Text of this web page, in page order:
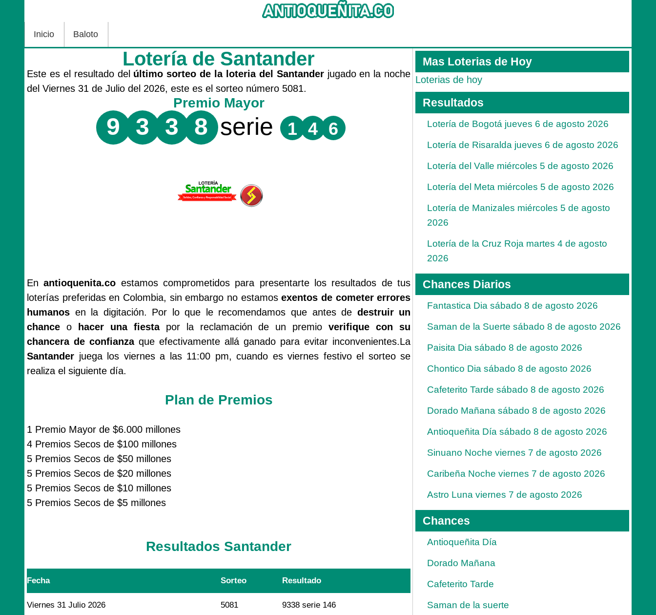
Inicio Baloto
Lotería de Santander
Este es el resultado del último sorteo de la loteria del Santanderjugado en la noche
del Viernes 31 de Julio del 2026, este es el sorteo número 5081.
Premio Mayor
9 3 3 8 serie 1 4 6
Enantioquenita.co estamos comprometidos para presentarte los resultados de tus
loterías preferidas en Colombia, sin embargo no estamosexentos de cometer errores
humanos en la digitación. Por lo que le recomendamos que antes de destruir un
chance o hacer una fiestapor la reclamación de un premioverifique con su
chancera de confianzaque efectivamente allá ganado para evitar inconvenientes.La
Santander juega los viernes a las 11:00 pm, cuando es viernes festivo el sorteo se
realiza el siguiente día.
Plan de Premios
1 Premio Mayor de $6.000 millones
4 Premios Secos de $100 millones
5 Premios Secos de $50 millones
5 Premios Secos de $20 millones
5 Premios Secos de $10 millones
5 Premios Secos de $5 millones
Resultados Santander
Fecha Sorteo Resultado
Viernes 31 Julio 2026 5081 9338 serie 146
Mas Loterias de Hoy
Loterias de hoy
Resultados
Lotería de Bogotá jueves 6 de agosto 2026
Lotería de Risaralda jueves 6 de agosto 2026
Lotería del Valle miércoles 5 de agosto 2026
Lotería del Meta miércoles 5 de agosto 2026
Lotería de Manizales miércoles 5 de agosto
2026
Lotería de la Cruz Roja martes 4 de agosto
2026
Chances Diarios
Fantastica Dia sábado 8 de agosto 2026
Saman de la Suerte sábado 8 de agosto 2026
Paisita Dia sábado 8 de agosto 2026
Chontico Dia sábado 8 de agosto 2026
Cafeterito Tarde sábado 8 de agosto 2026
Dorado Mañana sábado 8 de agosto 2026
Antioqueñita Día sábado 8 de agosto 2026
Sinuano Noche viernes 7 de agosto 2026
Caribeña Noche viernes 7 de agosto 2026
Astro Luna viernes 7 de agosto 2026
Chances
Antioqueñita Día
Dorado Mañana
Cafeterito Tarde
Saman de la suerte